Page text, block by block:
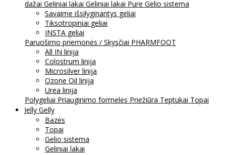
dažai Geliniai lakai Geliniai lakai Pure Gelio sistema
Savaime išsilyginantys geliai
Tiksotropiniai geliai
INSTA geliai
Paruošimo priemonės / Skysčiai PHARMFOOT
All IN linija
Colostrum linija
Microsilver linija
Ozone Oil linija
Urea linija
Polygeliai Priauginimo formelės Priežiūra Teptukai Topai
Jelly Gelly
Bazės
Topai
Gelio sistema
Geliniai lakai